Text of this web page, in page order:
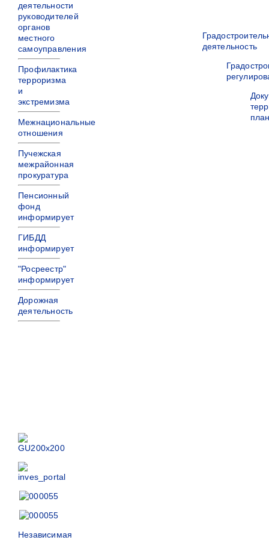
деятельности
руководителей
органов
местного
самоуправления
Профилактика
терроризма
и
экстремизма
Межнациональные
отношения
Пучежская
межрайонная
прокуратура
Пенсионный
фонд
информирует
ГИБДД
информирует
"Росреестр"
информирует
Дорожная
деятельность
Независимая
деятельность